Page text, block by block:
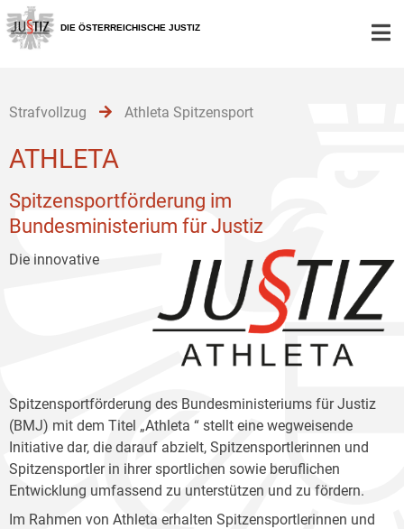
Zur
Hauptnavigation
[1]
Zum
Inhalt
[2]
Zum
Untermenü
[3]
DIE ÖSTERREICHISCHE JUSTIZ
Strafvollzug Athleta Spitzensport
ATHLETA
Spitzensportförderung im
Bundesministerium für Justiz
Die innovative
Spitzensportförderung des Bundesministeriums für Justiz
(BMJ) mit dem Titel „Athleta “ stellt eine wegweisende
Initiative dar, die darauf abzielt, Spitzensportlerinnen und
Spitzensportler in ihrer sportlichen sowie beruflichen
Entwicklung umfassend zu unterstützen und zu fördern.
Im Rahmen von Athleta erhalten Spitzensportlerinnen und